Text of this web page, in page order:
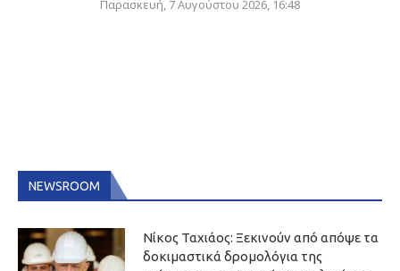
Παρασκευή, 7 Αυγούστου 2026, 16:48
NEWSROOM
Νίκος Ταχιάος: Ξεκινούν από απόψε τα
δοκιμαστικά δρομολόγια της